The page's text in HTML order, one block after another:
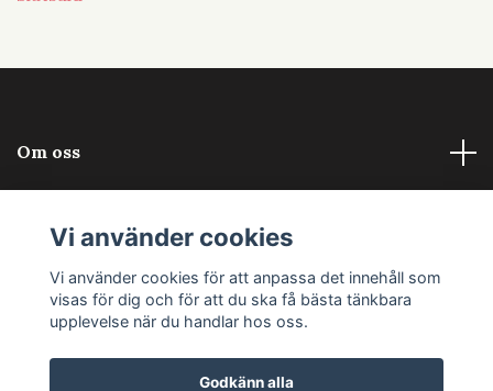
Om oss
Sociala medier
Vi använder cookies
Vi använder cookies för att anpassa det innehåll som
visas för dig och för att du ska få bästa tänkbara
upplevelse när du handlar hos oss.
Godkänn alla